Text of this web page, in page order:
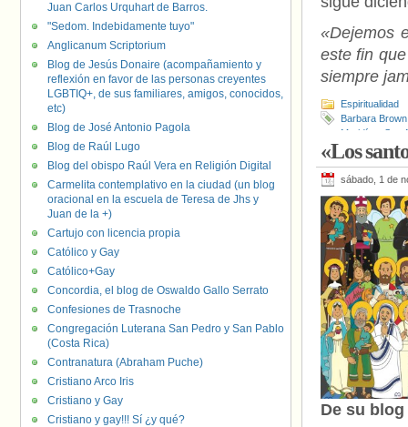
«Dejemos
este fin
siempre
Espiritualidad
Barbara Brown
Maridíaz
San
Alejandría,
«Los
sábado, 1 de
De su blog
Juan Carlos Urquhart de Barros.
"Sedom. Indebidamente tuyo"
Anglicanum Scriptorium
Blog de Jesús Donaire (acompañamiento y
reflexión en favor de las personas creyentes
LGBTIQ+, de sus familiares, amigos, conocidos,
etc)
Blog de José Antonio Pagola
Blog de Raúl Lugo
Blog del obispo Raúl Vera en Religión Digital
Carmelita contemplativo en la ciudad (un blog
oracional en la escuela de Teresa de Jhs y
Juan de la +)
Cartujo con licencia propia
Católico y Gay
Católico+Gay
Concordia, el blog de Oswaldo Gallo Serrato
Confesiones de Trasnoche
Congregación Luterana San Pedro y San Pablo
(Costa Rica)
Contranatura (Abraham Puche)
Cristiano Arco Iris
Cristiano y Gay
Cristiano y gay!!! Sí ¿y qué?